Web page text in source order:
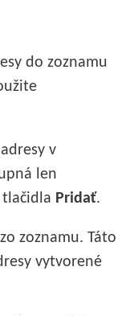
do zoznamu
v
len
Pridať.
zoznamu. Táto
vytvorené